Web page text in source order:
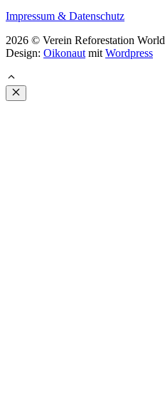
Impressum & Datenschutz
2026 © Verein Reforestation World
Design: Oikonaut mit Wordpress
Close